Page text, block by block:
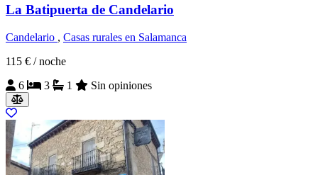
La Batipuerta de Candelario
Candelario , Casas rurales en Salamanca
115 € / noche
6
3 1 Sin opiniones